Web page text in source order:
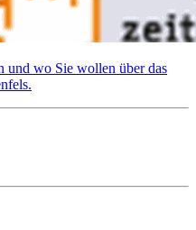
und wo Sie wollen über das